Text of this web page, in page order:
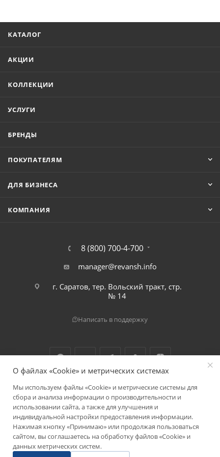
КАТАЛОГ
АКЦИИ
КОЛЛЕКЦИИ
УСЛУГИ
БРЕНДЫ
ПОКУПАТЕЛЯМ
ДЛЯ БИЗНЕСА
КОМПАНИЯ
8 (800) 700-4-700
manager@revansh.info
г. Саратов, тер. Вольский тракт, стр.
№ 14
Написать в поддержку
2026 © ООО "Реванш"
О файлах «Cookie» и метрических системах
Мы используем файлы «Cookie» и метрические системы для
сбора и анализа информации о производительности и
использовании сайта, а также для улучшения и
индивидуальной настройки предоставления информации.
Нажимая кнопку «Принимаю» или продолжая пользоваться
сайтом, вы соглашаетесь на обработку файлов «Cookie» и
данных метрических систем.